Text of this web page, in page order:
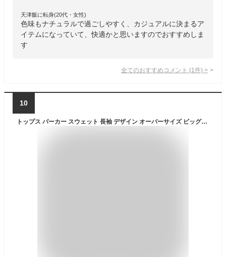
天津飯に転身(20代・女性)
色味もナチュラルで過ごしやすく、カジュアルに決まるア
イテムになっていて、快適かと思いますのでおすすめしま
す
全てのおすすめコメント (1 件) >
10
トップス パーカー スウェット 長袖 デザイン オーバーサイズ ビッグシルエット 美ライン 伸縮性 ストレッチ フード リラックス 大人可愛い シンプル カジュアル パーカー おしゃれ 大人可愛い 大人女子 存在感 こなれ感 スポーティー ロゴ ポケット トレンド 送料無料